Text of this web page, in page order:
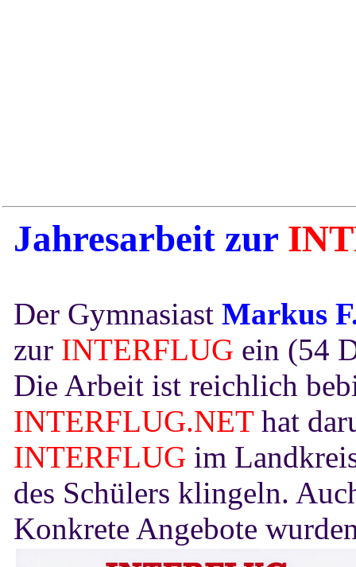
Jahresarbeit zur
Der Gymnasiast Markus
zur INTERFLUG ein (54
Die Arbeit ist reichlich
INTERFLUG.NEThat
INTERFLUG im
des Schülers klingeln.
Konkrete Angebote